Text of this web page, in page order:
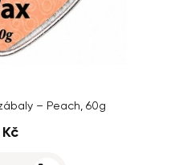
– Peach, 60g